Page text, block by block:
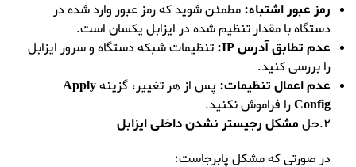
رمز عبور اشتباه: مطمئن شوید که رمز عبور وارد شده در
دستگاه با مقدار تنظیم شده در ایزابل یکسان است.
عدم تطابق آدرس IP:
تنظیمات شبکه دستگاه و سرور ایزابل
را بررسی کنید.
عدم اعمال تنظیمات: پس از هر تغییر، گزینهApply
Configرا فراموش نکنید.
2.حل
مشکل رجیستر نشدن داخلی ایزابل
در صورتی که مشکل پابرجاست: